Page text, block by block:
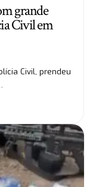
grande
Civil em
Civil, prendeu